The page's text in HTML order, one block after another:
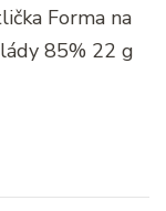
Forma na
85% 22 g